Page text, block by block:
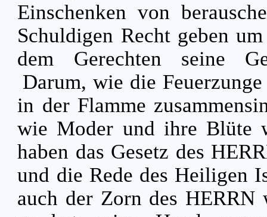
Einschenken von
Schuldigen Recht geben
dem Gerechten seine
Darum, wie die
in der Flamme
wie Moder und ihre Blüte
haben das Gesetz des
und die Rede des Heiligen
auch der Zorn des